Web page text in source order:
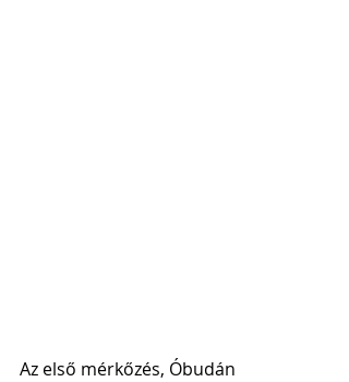
Az első mérkőzés, Óbudán